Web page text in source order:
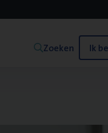
Zoeken Ik